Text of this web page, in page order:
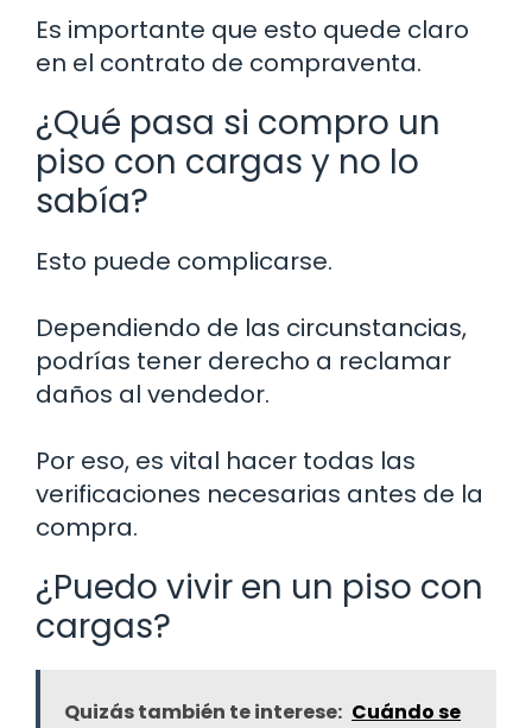
Es importante que esto quede claro
en el contrato de compraventa.
¿Qué pasa si compro un
piso con cargas y no lo
sabía?
Esto puede complicarse.
Dependiendo de las circunstancias,
podrías tener derecho a reclamar
daños al vendedor.
Por eso, es vital hacer todas las
verificaciones necesarias antes de la
compra.
¿Puedo vivir en un piso con
cargas?
Quizás también te interese: Cuándo se